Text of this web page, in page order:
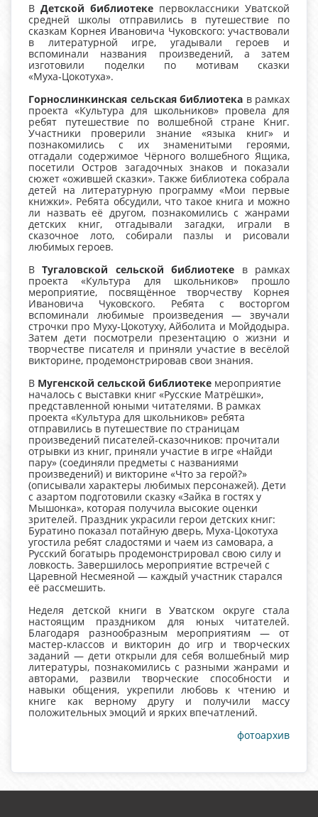
В Детской библиотеке первоклассники Уватской
средней школы отправились в путешествие по
сказкам Корнея Ивановича Чуковского: участвовали
в литературной игре, угадывали героев и
вспоминали названия произведений, а затем
изготовили поделки по мотивам сказки
«Муха‑Цокотуха».
Горнослинкинская сельская библиотека в рамках
проекта «Культура для школьников» провела для
ребят путешествие по волшебной стране Книг.
Участники проверили знание «языка книг» и
познакомились с их знаменитыми героями,
отгадали содержимое Чёрного волшебного Ящика,
посетили Остров загадочных знаков и показали
сюжет «ожившей сказки». Также библиотека собрала
детей на литературную программу «Мои первые
книжки». Ребята обсудили, что такое книга и можно
ли назвать её другом, познакомились с жанрами
детских книг, отгадывали загадки, играли в
сказочное лото, собирали пазлы и рисовали
любимых героев.
ВТугаловской сельской библиотеке в рамках
проекта «Культура для школьников» прошло
мероприятие, посвящённое творчеству Корнея
Ивановича Чуковского. Ребята с восторгом
вспоминали любимые произведения — звучали
строчки про Муху‑Цокотуху, Айболита и Мойдодыра.
Затем дети посмотрели презентацию о жизни и
творчестве писателя и приняли участие в весёлой
викторине, продемонстрировав свои знания.
В Мугенской сельской библиотеке мероприятие
началось с выставки книг «Русские Матрёшки»,
представленной юными читателями. В рамках
проекта «Культура для школьников» ребята
отправились в путешествие по страницам
произведений писателей‑сказочников: прочитали
отрывки из книг, приняли участие в игре «Найди
пару» (соединяли предметы с названиями
произведений) и викторине «Что за герой?»
(описывали характеры любимых персонажей). Дети
с азартом подготовили сказку «Зайка в гостях у
Мышонка», которая получила высокие оценки
зрителей. Праздник украсили герои детских книг:
Буратино показал потайную дверь, Муха-Цокотуха
угостила ребят сладостями и чаем из самовара, а
Русский богатырь продемонстрировал свою силу и
ловкость. Завершилось мероприятие встречей с
Царевной Несмеяной — каждый участник старался
её рассмешить.
Неделя детской книги в Уватском округе стала
настоящим праздником для юных читателей.
Благодаря разнообразным мероприятиям — от
мастер‑классов и викторин до игр и творческих
заданий — дети открыли для себя волшебный мир
литературы, познакомились с разными жанрами и
авторами, развили творческие способности и
навыки общения, укрепили любовь к чтению и
книге как верному другу и получили массу
положительных эмоций и ярких впечатлений.
фотоархив